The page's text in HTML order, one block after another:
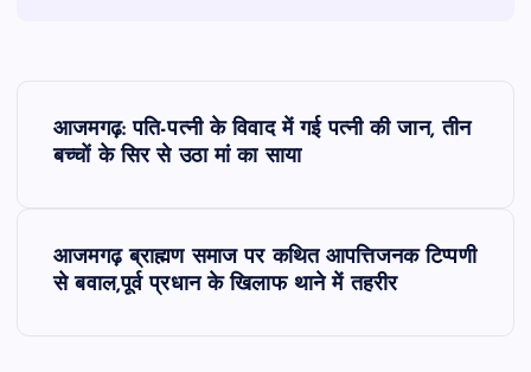
आजमगढ़: पति-पत्नी के विवाद में गई पत्नी की जान, तीन
बच्चों के सिर से उठा मां का साया
आजमगढ़ ब्राह्मण समाज पर कथित आपत्तिजनक टिप्पणी
से बवाल,पूर्व प्रधान के खिलाफ थाने में तहरीर